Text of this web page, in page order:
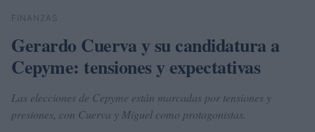
Buscar
FINANZAS
Gerardo Cuerva y su candidatura a
Cepyme: tensiones y expectativas
Las elecciones de Cepyme están marcadas por tensiones y
presiones, con Cuerva y Miguel como protagonistas.